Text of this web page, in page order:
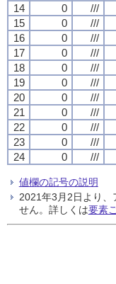
14
0 ///
15
0 ///
16
0 ///
17
0 ///
18
0 ///
19
0 ///
20
0 ///
21
0 ///
22
0 ///
23
0 ///
24
0 ///
値欄の記号の説明
2021年3月2日より
せん。詳しくは要素